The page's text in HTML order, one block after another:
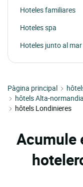
Hoteles familiares
Hoteles spa
Hoteles junto al mar
Pàgina principal
hôtels Alta-normandia
hôtels Londinieres
Acumule